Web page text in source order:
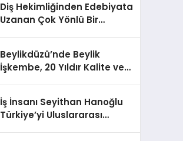
Diş Hekimliğinden Edebiyata
Uzanan Çok Yönlü Bir
Beylikdüzü’nde Beylik
İşkembe, 20 Yıldır Kalite ve
İş İnsanı Seyithan Hanoğlu
Türkiye’yi Uluslararası